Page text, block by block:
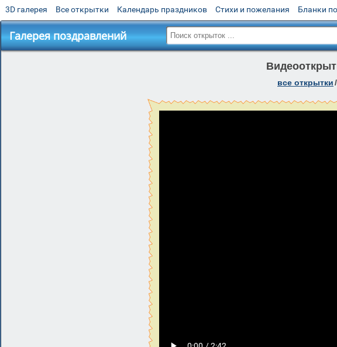
3D галерея Все открытки Календарь праздников Стихи и пожелания Бланки
Галерея поздравлений
все открытки/